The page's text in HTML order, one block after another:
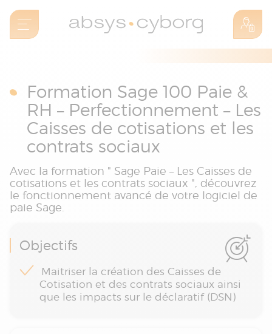
Formation Sage 100 Paie &
RH – Perfectionnement – Les
Caisses de cotisations et les
contrats sociaux
Avec la formation " Sage Paie – Les Caisses de
cotisations et les contrats sociaux ", découvrez
le fonctionnement avancé de votre logiciel de
paie Sage.
Objectifs
Maitriser la création des Caisses de
Cotisation et des contrats sociaux ainsi
que les impacts sur le déclaratif (DSN)